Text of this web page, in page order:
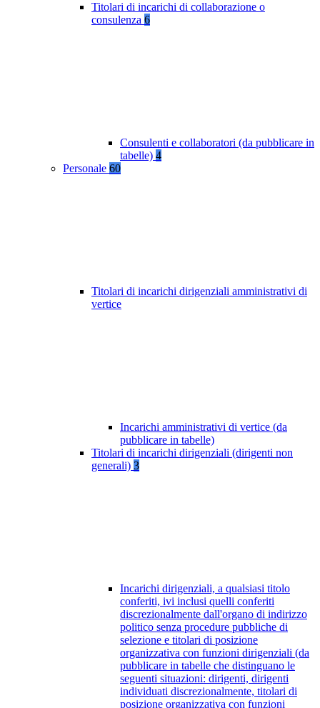
Titolari di incarichi di collaborazione o
consulenza 6
Consulenti e collaboratori (da pubblicare in
tabelle) 4
Personale 60
Titolari di incarichi dirigenziali amministrativi di
vertice
Incarichi amministrativi di vertice (da
pubblicare in tabelle)
Titolari di incarichi dirigenziali (dirigenti non
generali) 3
Incarichi dirigenziali, a qualsiasi titolo
conferiti, ivi inclusi quelli conferiti
discrezionalmente dall'organo di indirizzo
politico senza procedure pubbliche di
selezione e titolari di posizione
organizzativa con funzioni dirigenziali (da
pubblicare in tabelle che distinguano le
seguenti situazioni: dirigenti, dirigenti
individuati discrezionalmente, titolari di
posizione organizzativa con funzioni